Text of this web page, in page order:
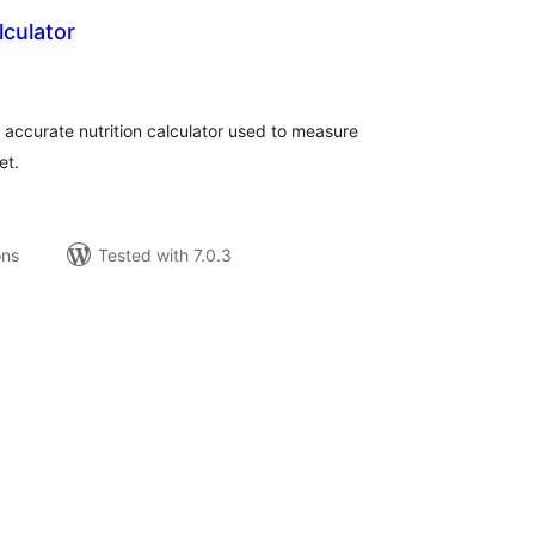
nutrition calculator used to measure
Tested with 7.0.3